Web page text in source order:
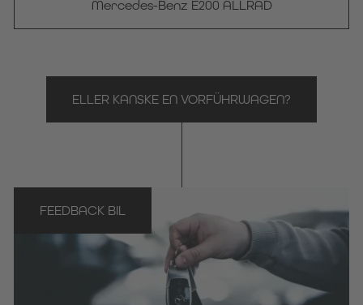
Mercedes-Benz E200 ALLRAD
ELLER KANSKE EN VORFÜHRWAGEN?
FEEDBACK BIL